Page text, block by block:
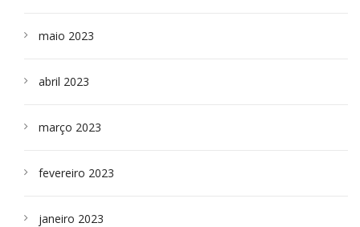
maio 2023
abril 2023
março 2023
fevereiro 2023
janeiro 2023